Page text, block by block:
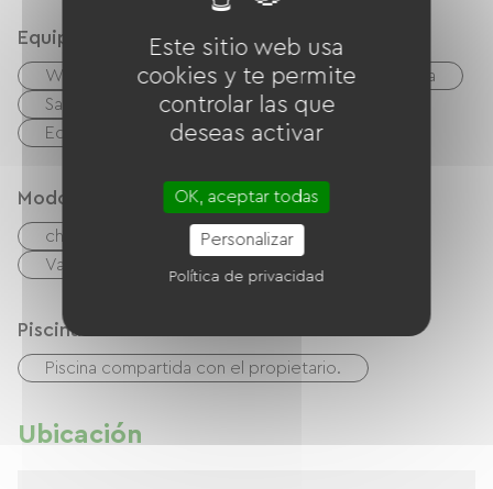
con vistas al jardín, donde podrá disfrutar del
canto de los pájaros y la exuberante vegetación.
En los jardines encontrará mobiliario de exterior,
una tumbona y una barbacoa. Hay
aparcamiento disponible en la propiedad, que
Equipos
Wifi gratuito TV TNT
Barbacoa
Salón de jardín
Secador de pelo
Equipo de planchado
Modos de paiement
cheques
Efectivo
Vales de vacaciones (ANCV)
Piscina
Piscina compartida con el propietario.
Ubicación
Este sitio web usa
cookies y te permite
controlar las que
deseas activar
OK, aceptar todas
Personalizar
Política de privacidad